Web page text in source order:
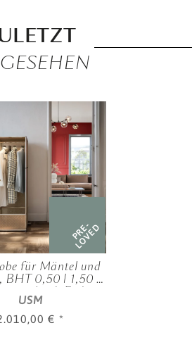
PRE-
LOVED
für Mäntel und
BHT 0,50 | 1,50 |
verschied. Farben
USM
€ *